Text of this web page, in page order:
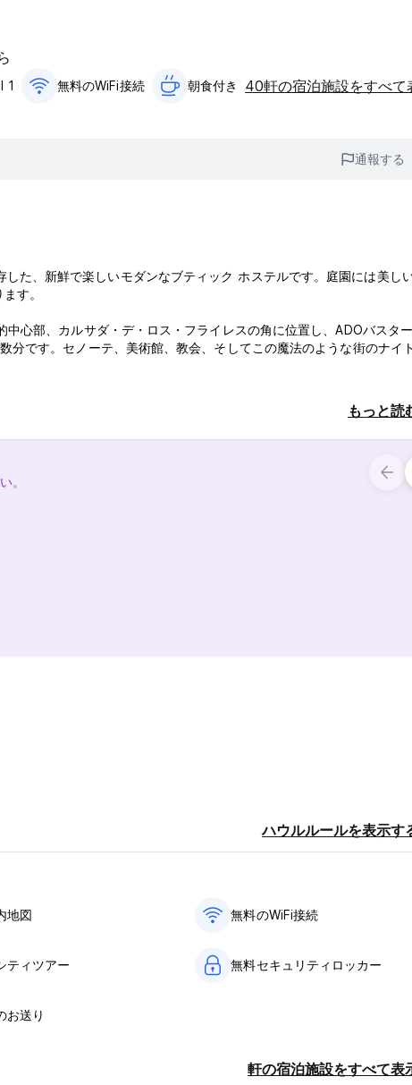
1 無料のWiFi接続 朝食付き‎ 40軒の宿泊施設をすべて
通報する
た、新鮮で楽しいモダンなブティック ホステルです。庭園には美し
す。
心部、カルサダ・デ・ロス・フライレスの角に位置し、ADOバスタ
分です。セノーテ、美術館、教会、そしてこの魔法のような街のナイ
もっと読
。
ハウルルールを表示す
地図 無料のWiFi接続
ティツアー 無料セキュリティロッカー
お送り
軒の宿泊施設をすべて表